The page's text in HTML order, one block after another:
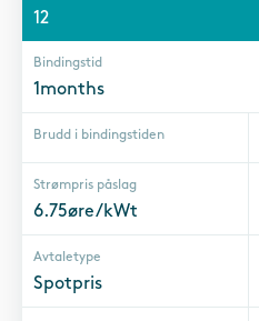
12
Bindingstid
1months
Brudd i bindingstiden
Strømpris påslag
6.75øre/kWt
Avtaletype
Spotpris